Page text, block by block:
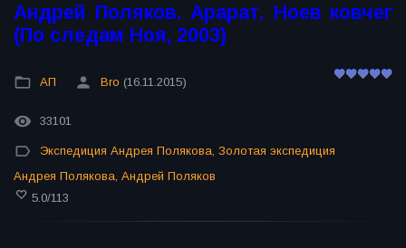
Андрей Поляков. Арарат. Ноев ковчег
(По следам Ноя, 2003)
АП Bro (16.11.2015)
33101
Экспедиция Андрея Полякова, Золотая экспедиция
Андрея Полякова, Андрей Поляков
5.0/113